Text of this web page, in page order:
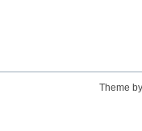
Theme by